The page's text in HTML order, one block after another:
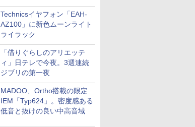
Technicsイヤフォン「EAH-
AZ100」に新色ムーンライト
ライラック
「借りぐらしのアリエッテ
ィ」日テレで今夜。3週連続
ジブリの第一夜
MADOO、Ortho搭載の限定
IEM「Typ624」。密度感ある
低音と抜けの良い中高音域